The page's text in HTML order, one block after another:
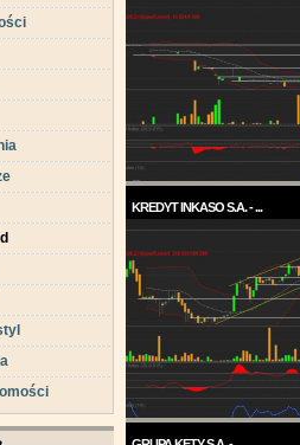
KREDYT INKASO S.A. - ...
każdym razie w ...